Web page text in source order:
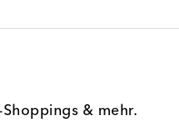
& mehr.